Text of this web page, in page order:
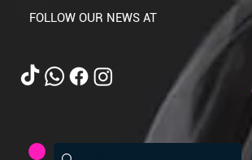
FOLLOW OUR NEWS AT